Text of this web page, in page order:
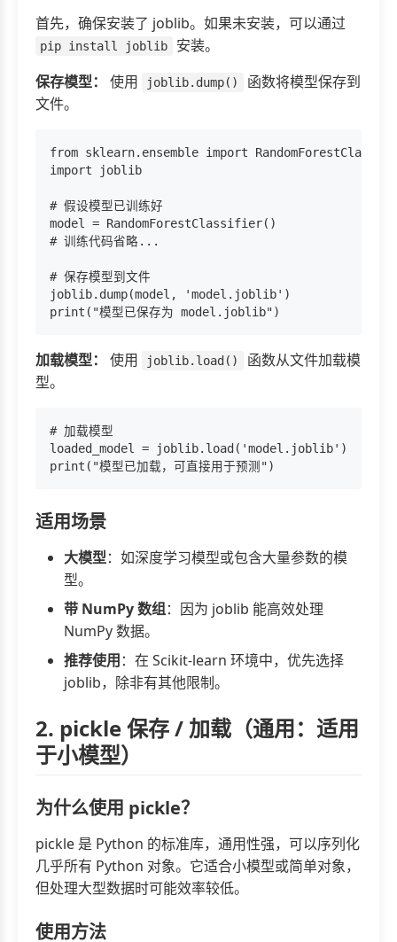
首先，确保安装了 joblib。如果未安装，可以通过
pip install joblib
安装。
保存模型：
使用 joblib.dump()
函数将模型保存到
文件。
from sklearn.ensemble import
import joblib
# 假设模型已训练好
model = RandomForestClassifier()
# 训练代码省略...
# 保存模型到文件
joblib.dump(model, 'model.joblib')
加载模型： 使用 joblib.load()
函数从文件加载模
型。
# 加载模型
loaded_model = joblib.load('model.joblib')
适用场景
大模型：如深度学习模型或包含大量参数的模
型。
带 NumPy 数组：因为 joblib 能高效处理
NumPy 数据。
推荐使用：在 Scikit-learn 环境中，优先选择
joblib，除非有其他限制。
2. pickle 保存 / 加载（通用：适用
于小模型）
为什么使用 pickle？
pickle 是 Python 的标准库，通用性强，可以序列化
几乎所有 Python 对象。它适合小模型或简单对象，
但处理大型数据时可能效率较低。
使用方法